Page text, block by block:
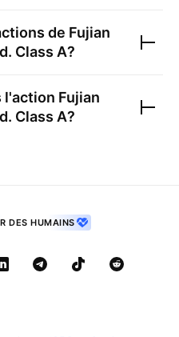
de Fujian
Class A?
l'action Fujian
Class A?
DES HUMAINS